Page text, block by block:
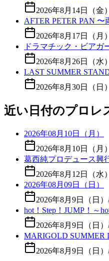
2026年8月14日（金）
AFTER PETER PAN 〜
2026年8月17日（月）
ドラマチック・ビアガ
2026年8月26日（水）
LAST SUMMER
2026年8月30日（日）
近い日付のプロレ
2026年08月10日（月）
2026年8月10日（月）
葛西純プロデュース興
2026年8月12日（水）
2026年08月09日（日）
2026年8月9日（日）
hot！Step！JUMP！～
2026年8月9日（日）
MARIGOLD SUMMER
2026年8月9日（日）